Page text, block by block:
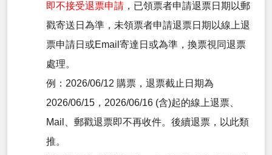
即不接受退票申請 ，已領票者申請退票日期以郵
戳寄送日為準，未領票者申請退票日期以線上退
票申請日或Email寄達日或為準，換票視同退票
處理。
例：2026/06/12 購票，退票截止日期為
2026/06/15，2026/06/16 (含)起的線上退票、
Mail、郵戳退票即不再收件。後續退票，以此類
推。